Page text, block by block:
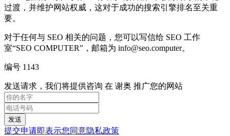
过渡，并维护网站权威，这对于成功的搜索引擎排名至关重
要。
对于任何与 SEO 相关的问题，您可以写信给 SEO 工作
室“SEO COMPUTER”，邮箱为 info@seo.computer。
编号 1143
发送请求，我们将提供咨询 在 谢奥 推广您的网站
发送
提交申请即表示您同意隐私政策